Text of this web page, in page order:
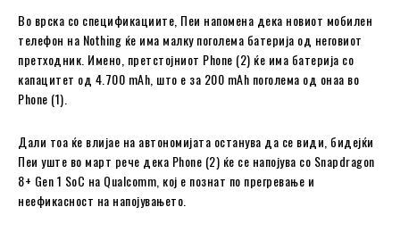
Во врска со спецификациите, Пеи напомена дека новиот мобилен
телефон на Nothing ќе има малку поголема батерија од неговиот
претходник. Имено, претстојниот Phone (2) ќе има батерија со
капацитет од 4.700 mAh, што е за 200 mAh поголема од онаа во
Phone (1).
Дали тоа ќе влијае на автономијата останува да се види, бидејќи
Пеи уште во март рече дека Phone (2) ќе се напојува со Snapdragon
8+ Gen 1 SoC на Qualcomm, кој е познат по прегревање и
неефикасност на напојувањето.